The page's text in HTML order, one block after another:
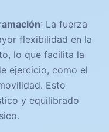
: La fuerza
flexibilidad en la
lo que facilita la
ejercicio, como el
Esto
y equilibrado